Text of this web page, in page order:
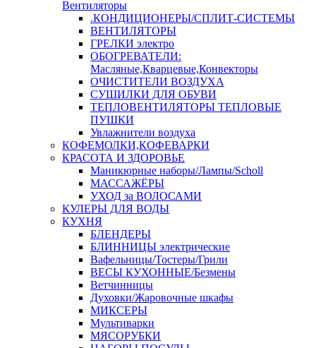
Вентиляторы
.КОНДИЦИОНЕРЫ/СПЛИТ-СИСТЕМЫ
ВЕНТИЛЯТОРЫ
ГРЕЛКИ электро
ОБОГРЕВАТЕЛИ:
Масляные,Кварцевые,Конвекторы
ОЧИСТИТЕЛИ ВОЗДУХА
СУШИЛКИ ДЛЯ ОБУВИ
ТЕПЛОВЕНТИЛЯТОРЫ ТЕПЛОВЫЕ
ПУШКИ
Увлажнители воздуха
КОФЕМОЛКИ,КОФЕВАРКИ
КРАСОТА И ЗДОРОВЬЕ
Маникюрные наборы/Лампы/Scholl
МАССАЖЁРЫ
УХОД за ВОЛОСАМИ
КУЛЕРЫ ДЛЯ ВОДЫ
КУХНЯ
БЛЕНДЕРЫ
БЛИННИЦЫ электрические
Вафельницы/Тостеры/Грили
ВЕСЫ КУХОННЫЕ/Безмены
Ветчинницы
Духовки/Жаровочные шкафы
МИКСЕРЫ
Мультиварки
МЯСОРУБКИ